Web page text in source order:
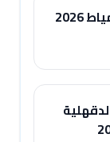
نتيجة الشهادة الإعدادية محافظة دمياط 2026